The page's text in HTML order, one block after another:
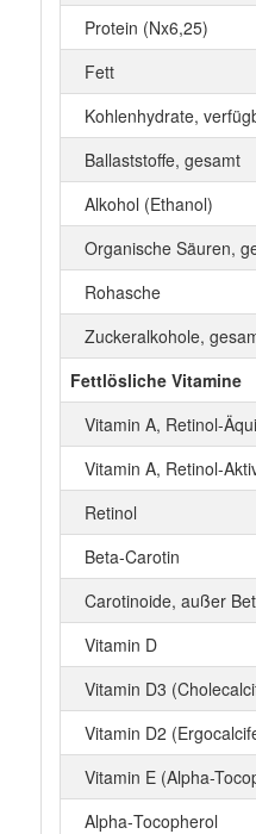
Protein (Nx6,25)
Fett
Kohlenhydrate,
Ballaststoffe, gesamt
Alkohol (Ethanol)
Organische Säuren,
Rohasche
Zuckeralkohole,
Fettlösliche Vitamine
Vitamin A, Retinol-
Vitamin A, Retinol-
Retinol
Beta‑Carotin
Carotinoide, außer
Vitamin D
Vitamin D3
Vitamin D2
Vitamin E (Alpha-
Alpha‑Tocopherol